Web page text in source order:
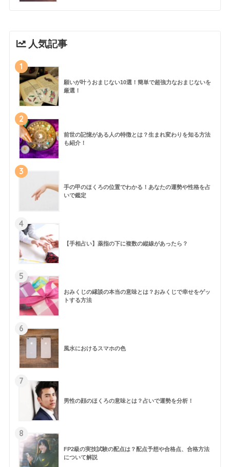
人気記事
1
願いが叶うおまじない10選！簡単で超強力なおまじないを
厳選！
2
前世の記憶がある人の特徴とは？生まれ変わりを知る方法
も紹介！
3
手の甲のほくろの位置でわかる！あなたの運勢や性格を占
いで鑑定
4
【手相占い】薬指の下に複数の縦線があったら？
5
おみくじの縁談の本当の意味とは？おみくじで幸せをゲッ
トする方法
6
風水におけるスマホの色
7
男性の顔のほくろの意味とは？占いで運勢を分析！
8
FP2級の実技試験の配点は？配点予想や合格点、合格方法
について解説